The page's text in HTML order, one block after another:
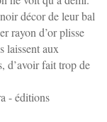
décor de leur bal
rayon d’or plisse
laissent aux
d’avoir fait trop de
- éditions